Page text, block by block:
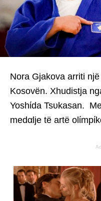
Nora Gjakova arriti
Kosovën. Xhudistja
Yoshίda Tsυkasan.
medαlje të artë